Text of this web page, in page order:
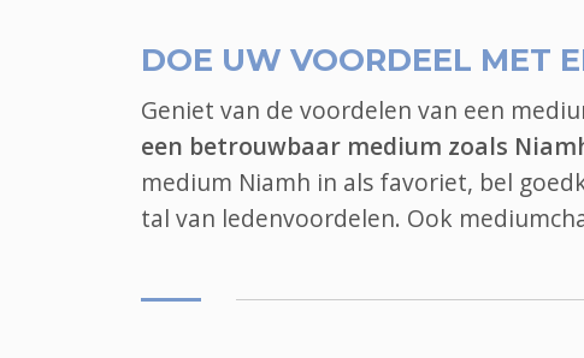
DOE UW VOORDEEL MET
Geniet van de voordelen van een
een betrouwbaar medium zoals
medium Niamh in als favoriet, bel
tal van ledenvoordelen. Ook